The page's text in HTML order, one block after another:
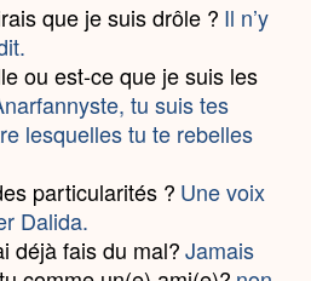
que je suis drôle ? Il n’y
ou est-ce que je suis les
tu suis tes
lesquelles tu te rebelles
particularités ? Une voix
Dalida.
déjà fais du mal? Jamais